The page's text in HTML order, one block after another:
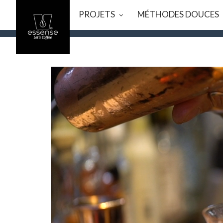
PROJETS MÉTHODES DOUCES
VACANCES D’ÉTÉ_ NOUS FAISONS UNE PAUSE DU 7/